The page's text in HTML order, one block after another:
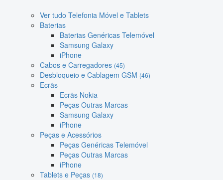
Ver tudo Telefonia Móvel e Tablets
Baterias
Baterias Genéricas Telemóvel
Samsung Galaxy
iPhone
Cabos e Carregadores (45)
Desbloqueio e Cablagem GSM (46)
Ecrãs
Ecrãs Nokia
Peças Outras Marcas
Samsung Galaxy
iPhone
Peças e Acessórios
Peças Genéricas Telemóvel
Peças Outras Marcas
iPhone
Tablets e Peças (18)